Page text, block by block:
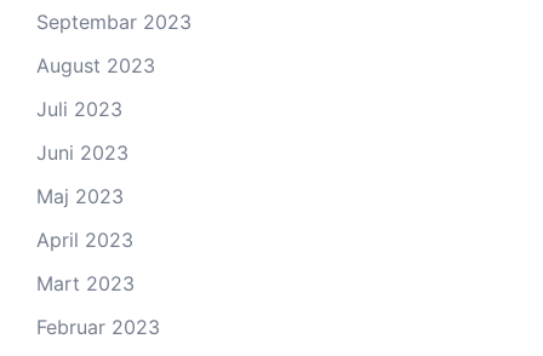
Septembar 2023
August 2023
Juli 2023
Juni 2023
Maj 2023
April 2023
Mart 2023
Februar 2023